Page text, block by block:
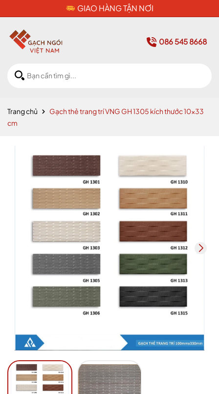
CAM KẾT HÀNG CHÍNH HÃNG
086 545 8668
Trang chủ
Gạch thẻ trang trí VNG GH 1305 kích thước 10x33
cm
Mã giảm giá:
Ngày hết hạn:
Điều kiện: